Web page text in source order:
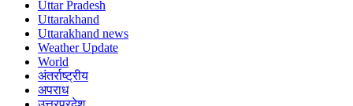
Uttar Pradesh
Uttarakhand
Uttarakhand news
Weather Update
World
अंतर्राष्ट्रीय
अपराध